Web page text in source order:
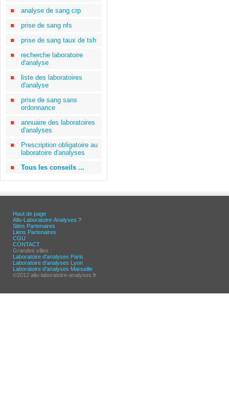
analyse de sang crp
prise de sang nfs
prise de sang taux de tsh
recherche laboratoire
d'analyse
liste des laboratoires
d'analyse
prise de sang sans
ordonnance
annuaire des laboratoires
d'analyses
Prescription obligatoire au
laboratoire d'analyses
Tous les conseils ...
Haut de page
Allo-Laboratoire-Analyses ?
Sites Partenaires
Liens Partenaires
CGU
CONTACT
Grandes villes :
Laboratoire d'analyses Paris
Laboratoire d'analyses Lyon
Laboratoire d'analyses Marseille
©2012 allo-laboratoire-analyses.fr